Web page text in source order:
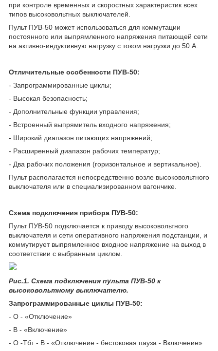
при контроле временных и скоростных характеристик всех
типов высоковольтных выключателей.
Пульт ПУВ-50 может использоваться для коммутации
постоянного или выпрямленного напряжения питающей сети
на активно-индуктивную нагрузку с током нагрузки до 50 А.
Отличительные особенности ПУВ-50:
- Запрограммированные циклы;
- Высокая безопасность;
- Дополнительные функции управления;
- Встроенный выпрямитель входного напряжения;
- Широкий диапазон питающих напряжений;
- Расширенный диапазон рабочих температур;
- Два рабочих положения (горизонтальное и вертикальное).
Пульт располагается непосредственно возле высоковольтного
выключателя или в специализированном вагончике.
Схема подключения прибора ПУВ-50:
Пульт ПУВ-50 подключается к приводу высоковольтного
выключателя и сети оперативного напряжения подстанции, и
коммутирует выпрямленное входное напряжение на выход в
соответствии с выбранным циклом.
Рис.1. Схема подключения пульта ПУВ-50 к
высоковольтному выключателю.
Запрограммированные циклы ПУВ-50:
- О - «Отключение»
- В - «Включение»
- О -Тбт - В - «Отключение - бестоковая пауза - Включение»